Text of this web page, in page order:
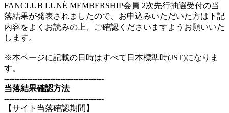
FANCLUB LUNÉ MEMBERSHIP会員 2次先行抽選受付の当
落結果が発表されましたので、お申込みいただいた方は下記
内容をよくお読みの上、ご確認くださいますようお願いいた
します。
※本ページに記載の日時はすべて日本標準時(JST)になりま
す。
---------------------------------------
当落結果確認方法
---------------------------------------
【サイト当落確認期間】